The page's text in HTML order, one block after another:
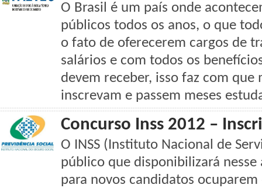
O Brasil é um país onde
públicos todos os anos, o que
o fato de oferecerem cargos de
salários e com todos os
devem receber, isso faz com que
inscrevam e passem meses
Concurso Inss 2012 –
O INSS (Instituto Nacional de
público que disponibilizará nesse
para novos candidatos ocuparem